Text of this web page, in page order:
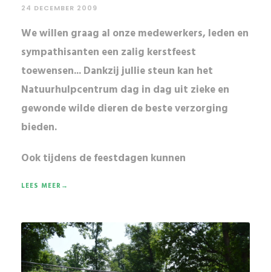
24 DECEMBER 2009
We willen graag al onze medewerkers, leden en
sympathisanten een zalig kerstfeest
toewensen... Dankzij jullie steun kan het
Natuurhulpcentrum dag in dag uit zieke en
gewonde wilde dieren de beste verzorging
bieden.
Ook tijdens defeestdagen kunnen
LEES MEER→